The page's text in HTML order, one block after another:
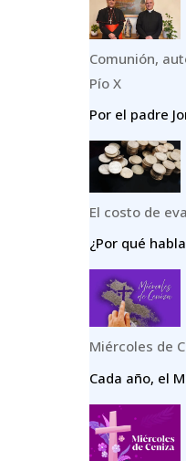
Comunión,
Pío X
Por el padre
El costo de
¿Por qué
Miércoles de
Cada año, el